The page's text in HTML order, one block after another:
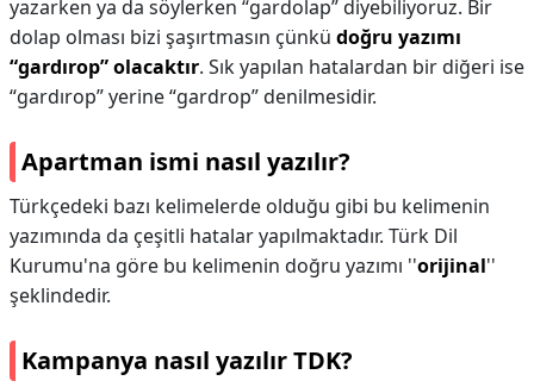
yazarken ya da söylerken “gardolap” diyebiliyoruz. Bir
dolap olması bizi şaşırtmasın çünkü doğru yazımı
“gardırop” olacaktır. Sık yapılan hatalardan bir diğeri ise
“gardırop” yerine “gardrop” denilmesidir.
Apartman ismi nasıl yazılır?
Türkçedeki bazı kelimelerde olduğu gibi bu kelimenin
yazımında da çeşitli hatalar yapılmaktadır. Türk Dil
Kurumu'na göre bu kelimenin doğru yazımı ''orijinal''
şeklindedir.
Kampanya nasıl yazılır TDK?